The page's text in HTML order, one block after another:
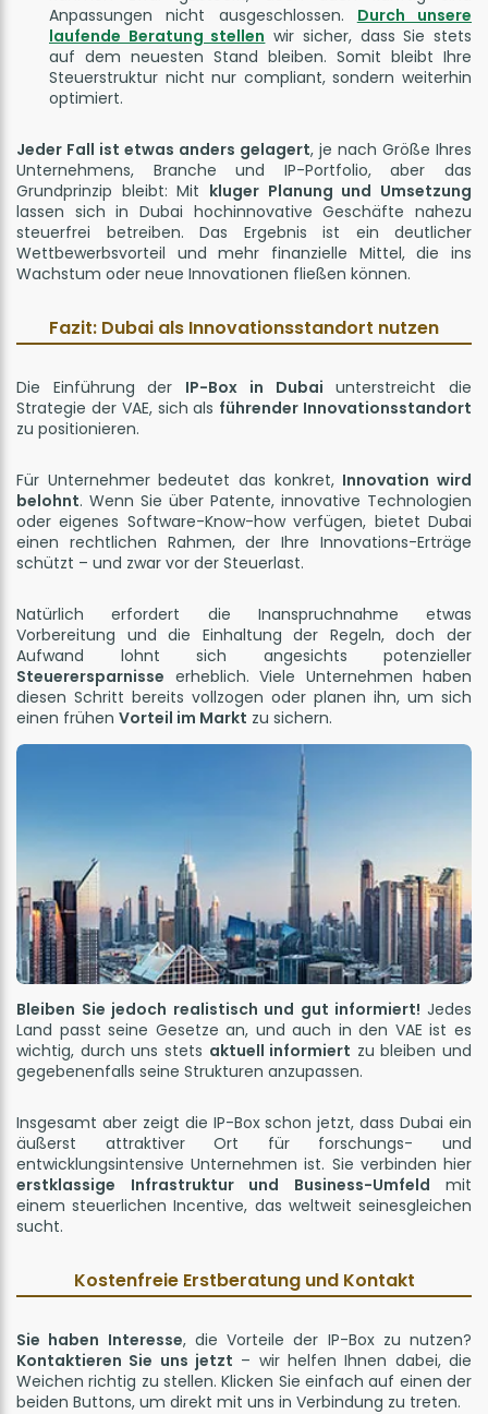
Anpassungen nicht ausgeschlossen. Durch unsere
laufende Beratung stellen wir sicher, dass Sie stets
auf dem neuesten Stand bleiben. Somit bleibt Ihre
Steuerstruktur nicht nur compliant, sondern weiterhin
optimiert.
Jeder Fall ist etwas anders gelagert, je nach Größe Ihres
Unternehmens, Branche und IP-Portfolio, aber das
Grundprinzip bleibt: Mit kluger Planung und Umsetzung
lassen sich in Dubai hochinnovative Geschäfte nahezu
steuerfrei betreiben. Das Ergebnis ist ein deutlicher
Wettbewerbsvorteil und mehr finanzielle Mittel, die ins
Wachstum oder neue Innovationen fließen können.
Fazit: Dubai als Innovationsstandort nutzen
Die Einführung der IP-Box in Dubai unterstreicht die
Strategie der VAE, sich als führender Innovationsstandort
zu positionieren.
Für Unternehmer bedeutet das konkret, Innovation wird
belohnt. Wenn Sie über Patente, innovative Technologien
oder eigenes Software-Know-how verfügen, bietet Dubai
einen rechtlichen Rahmen, der Ihre Innovations-Erträge
schützt – und zwar vor der Steuerlast.
Natürlich erfordert die Inanspruchnahme etwas
Vorbereitung und die Einhaltung der Regeln, doch der
Aufwand lohnt sich angesichts potenzieller
Steuerersparnisse erheblich. Viele Unternehmen haben
diesen Schritt bereits vollzogen oder planen ihn, um sich
einen frühen Vorteil im Markt zu sichern.
Bleiben Sie jedoch realistisch und gut informiert! Jedes
Land passt seine Gesetze an, und auch in den VAE ist es
wichtig, durch uns stets aktuell informiert zu bleiben und
gegebenenfalls seine Strukturen anzupassen.
Insgesamt aber zeigt die IP-Box schon jetzt, dass Dubai ein
äußerst attraktiver Ort für forschungs- und
entwicklungsintensive Unternehmen ist. Sie verbinden hier
erstklassige Infrastruktur und Business-Umfeld mit
einem steuerlichen Incentive, das weltweit seinesgleichen
sucht.
Kostenfreie Erstberatung und Kontakt
Sie haben Interesse, die Vorteile der IP-Box zu nutzen?
Kontaktieren Sie uns jetzt – wir helfen Ihnen dabei, die
Weichen richtig zu stellen. Klicken Sie einfach auf einen der
beiden Buttons, um direkt mit uns in Verbindung zu treten.